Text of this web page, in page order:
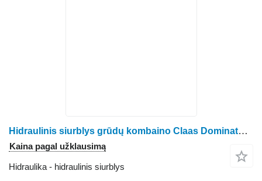
Hidraulinis siurblys grūdų kombaino Claas Dominator 108
Kaina pagal užklausimą
Hidraulika - hidraulinis siurblys